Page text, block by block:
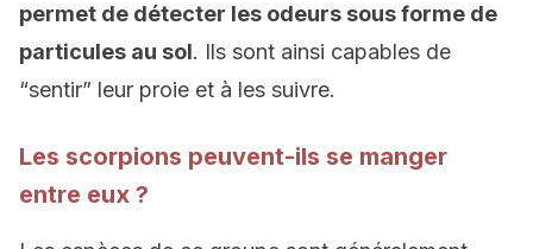
permet de détecter les odeurs sous forme de
particules au sol. Ils sont ainsi capables de
“sentir” leur proie et à les suivre.
Les scorpions peuvent-ils se manger
entre eux ?